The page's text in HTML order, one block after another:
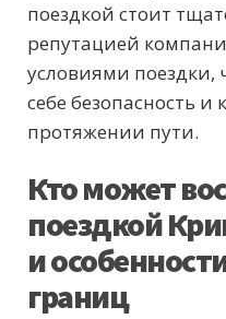
поездкой стоит
репутацией
условиями поездки,
себе безопасность и
протяжении пути.
Кто может
поездкой
и
границ